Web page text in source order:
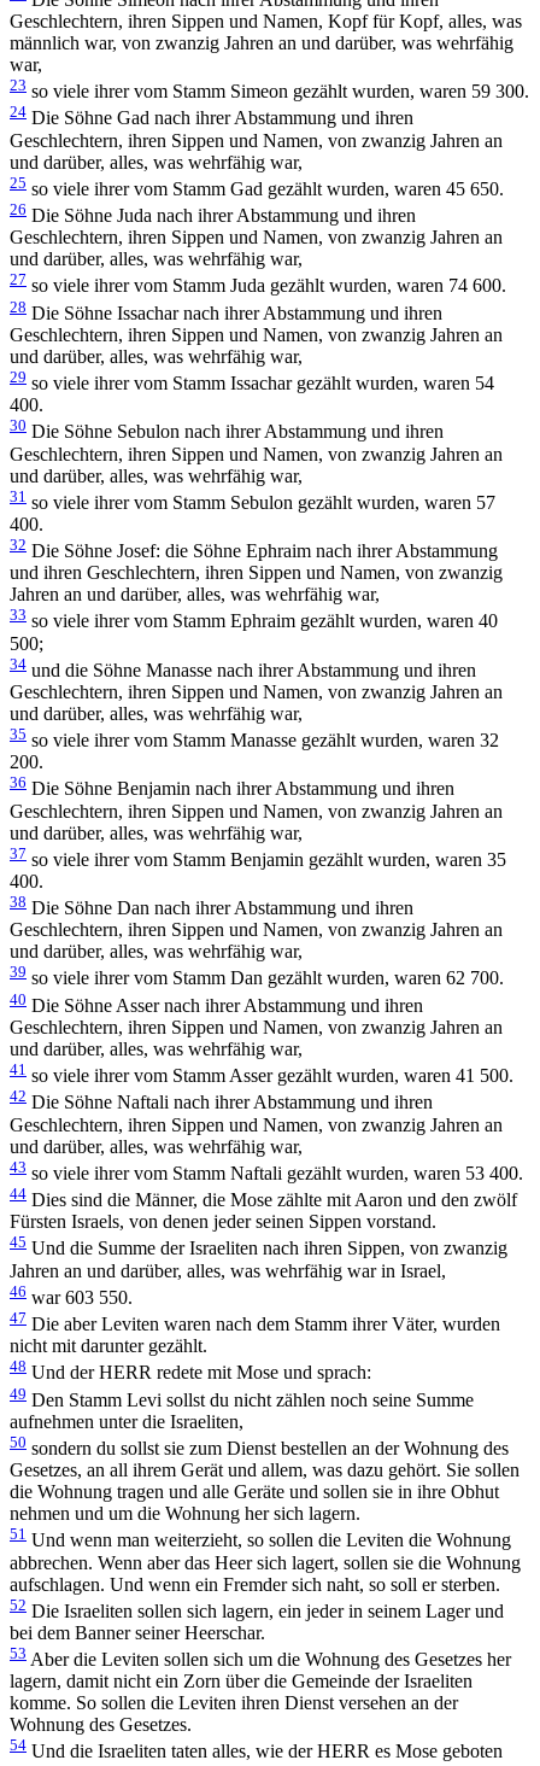
Geschlechtern, ihren Sippen und Namen, Kopf für Kopf, alles, was
männlich war, von zwanzig Jahren an und darüber, was wehrfähig
war,
23 so viele ihrer vom Stamm Simeon gezählt wurden, waren 59 300.
24 Die Söhne Gad nach ihrer Abstammung und ihren
Geschlechtern, ihren Sippen und Namen, von zwanzig Jahren an
und darüber, alles, was wehrfähig war,
25 so viele ihrer vom Stamm Gad gezählt wurden, waren 45 650.
26 Die Söhne Juda nach ihrer Abstammung und ihren
Geschlechtern, ihren Sippen und Namen, von zwanzig Jahren an
und darüber, alles, was wehrfähig war,
27 so viele ihrer vom Stamm Juda gezählt wurden, waren 74 600.
28 Die Söhne Issachar nach ihrer Abstammung und ihren
Geschlechtern, ihren Sippen und Namen, von zwanzig Jahren an
und darüber, alles, was wehrfähig war,
29 so viele ihrer vom Stamm Issachar gezählt wurden, waren 54
400.
30 Die Söhne Sebulon nach ihrer Abstammung und ihren
Geschlechtern, ihren Sippen und Namen, von zwanzig Jahren an
und darüber, alles, was wehrfähig war,
31 so viele ihrer vom Stamm Sebulon gezählt wurden, waren 57
400.
32 Die Söhne Josef: die Söhne Ephraim nach ihrer Abstammung
und ihren Geschlechtern, ihren Sippen und Namen, von zwanzig
Jahren an und darüber, alles, was wehrfähig war,
33 so viele ihrer vom Stamm Ephraim gezählt wurden, waren 40
500;
34 und die Söhne Manasse nach ihrer Abstammung und ihren
Geschlechtern, ihren Sippen und Namen, von zwanzig Jahren an
und darüber, alles, was wehrfähig war,
35 so viele ihrer vom Stamm Manasse gezählt wurden, waren 32
200.
36 Die Söhne Benjamin nach ihrer Abstammung und ihren
Geschlechtern, ihren Sippen und Namen, von zwanzig Jahren an
und darüber, alles, was wehrfähig war,
37 so viele ihrer vom Stamm Benjamin gezählt wurden, waren 35
400.
38 Die Söhne Dan nach ihrer Abstammung und ihren
Geschlechtern, ihren Sippen und Namen, von zwanzig Jahren an
und darüber, alles, was wehrfähig war,
39 so viele ihrer vom Stamm Dan gezählt wurden, waren 62 700.
40 Die Söhne Asser nach ihrer Abstammung und ihren
Geschlechtern, ihren Sippen und Namen, von zwanzig Jahren an
und darüber, alles, was wehrfähig war,
41 so viele ihrer vom Stamm Asser gezählt wurden, waren 41 500.
42 Die Söhne Naftali nach ihrer Abstammung und ihren
Geschlechtern, ihren Sippen und Namen, von zwanzig Jahren an
und darüber, alles, was wehrfähig war,
43 so viele ihrer vom Stamm Naftali gezählt wurden, waren 53 400.
44 Dies sind die Männer, die Mose zählte mit Aaron und den zwölf
Fürsten Israels, von denen jeder seinen Sippen vorstand.
45 Und die Summe der Israeliten nach ihren Sippen, von zwanzig
Jahren an und darüber, alles, was wehrfähig war in Israel,
46 war 603 550.
47 Die aber Leviten waren nach dem Stamm ihrer Väter, wurden
nicht mit darunter gezählt.
48 Und der HERR redete mit Mose und sprach:
49 Den Stamm Levi sollst du nicht zählen noch seine Summe
aufnehmen unter die Israeliten,
50 sondern du sollst sie zum Dienst bestellen an der Wohnung des
Gesetzes, an all ihrem Gerät und allem, was dazu gehört. Sie sollen
die Wohnung tragen und alle Geräte und sollen sie in ihre Obhut
nehmen und um die Wohnung her sich lagern.
51 Und wenn man weiterzieht, so sollen die Leviten die Wohnung
abbrechen. Wenn aber das Heer sich lagert, sollen sie die Wohnung
aufschlagen. Und wenn ein Fremder sich naht, so soll er sterben.
52 Die Israeliten sollen sich lagern, ein jeder in seinem Lager und
bei dem Banner seiner Heerschar.
53 Aber die Leviten sollen sich um die Wohnung des Gesetzes her
lagern, damit nicht ein Zorn über die Gemeinde der Israeliten
komme. So sollen die Leviten ihren Dienst versehen an der
Wohnung des Gesetzes.
54 Und die Israeliten taten alles, wie der HERR es Mose geboten